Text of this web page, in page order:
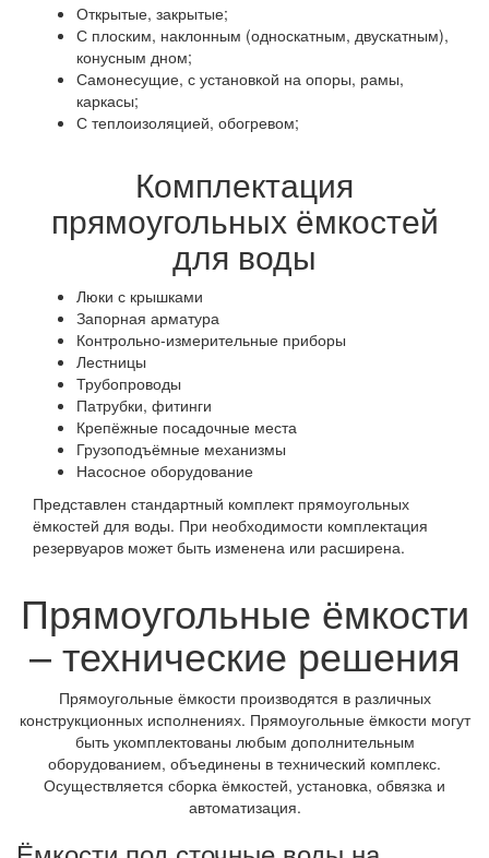
Открытые, закрытые;
С плоским, наклонным (односкатным, двускатным),
конусным дном;
Самонесущие, с установкой на опоры, рамы,
каркасы;
С теплоизоляцией, обогревом;
Комплектация
прямоугольных ёмкостей
для воды
Люки с крышками
Запорная арматура
Контрольно-измерительные приборы
Лестницы
Трубопроводы
Патрубки, фитинги
Крепёжные посадочные места
Грузоподъёмные механизмы
Насосное оборудование
Представлен стандартный комплект прямоугольных
ёмкостей для воды. При необходимости комплектация
резервуаров может быть изменена или расширена.
Прямоугольные ёмкости
– технические решения
Прямоугольные ёмкости производятся в различных
конструкционных исполнениях. Прямоугольные ёмкости могут
быть укомплектованы любым дополнительным
оборудованием, объединены в технический комплекс.
Осуществляется сборка ёмкостей, установка, обвязка и
автоматизация.